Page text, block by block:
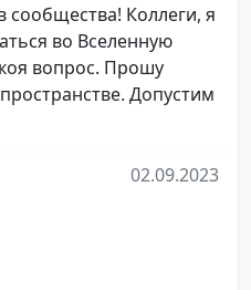
сообщества! Коллеги, я
во Вселенную
вопрос. Прошу
Допустим
02.09.2023